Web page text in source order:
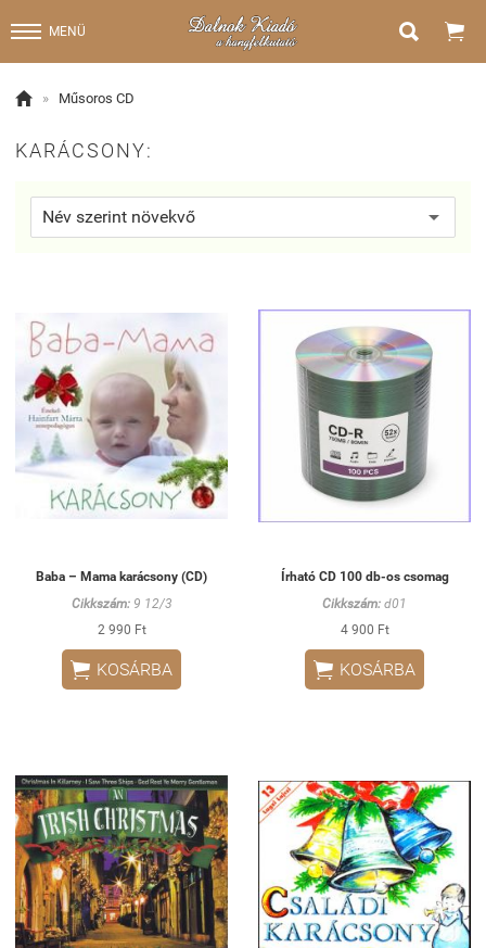
MENÜ  
 » Műsoros CD
KARÁCSONY:
Baba – Mama karácsony (CD)
Cikkszám:9 12/3
2 990 Ft
 KOSÁRBA
Írható CD 100 db-os csomag
Cikkszám: d01
4 900 Ft
 KOSÁRBA